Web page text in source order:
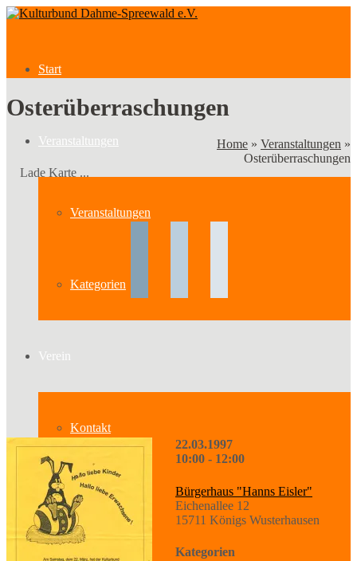
Start
Veranstaltungen
Veranstaltungen
Kategorien
Verein
Kontakt
Über uns
Osterüberraschungen
Home » Veranstaltungen »
Osterüberraschungen
Lade Karte ...
22.03.1997
10:00 - 12:00
Bürgerhaus "Hanns Eisler"
Eichenallee 12
15711 Königs Wusterhausen
Kategorien